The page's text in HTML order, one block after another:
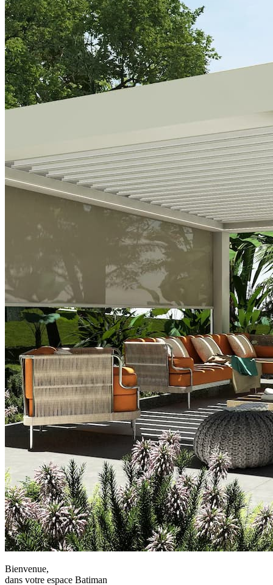
Bienvenue,
dans votre espace Batiman